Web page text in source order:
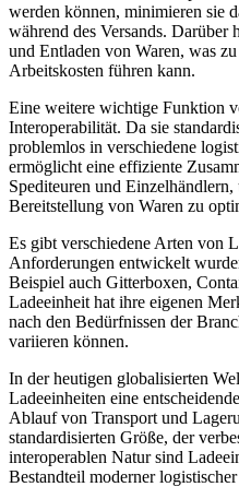
werden können, minimieren sie
während des Versands. Darüber
und Entladen von Waren, was
Arbeitskosten führen kann.
Eine weitere wichtige Funktion
Interoperabilität. Da sie
problemlos in verschiedene
ermöglicht eine effiziente
Spediteuren und
Bereitstellung von Waren zu
Es gibt verschiedene Arten von
Anforderungen entwickelt
Beispiel auch Gitterboxen,
Ladeeinheit hat ihre eigenen
nach den Bedürfnissen der
variieren können.
In der heutigen globalisierten
Ladeeinheiten eine
Ablauf von Transport und
standardisierten Größe, der
interoperablen Natur sind
Bestandteil moderner logistischer